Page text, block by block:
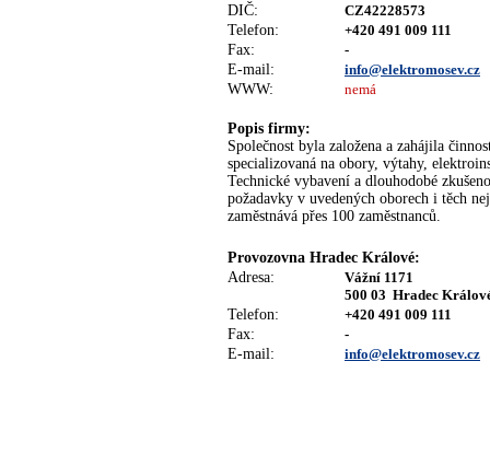
DIČ:
CZ42228573
Telefon:
+420 491 009 111
Fax:
-
E-mail:
info@elektromosev.cz
WWW:
nemá
Popis firmy:
Společnost byla založena a zahájila
specializovaná na obory, výtahy,
Technické vybavení a dlouhodobé
požadavky v uvedených oborech i těch
zaměstnává přes 100 zaměstnanců.
Provozovna Hradec Králové:
Adresa:
Vážní 1171
500 03 Hradec
Telefon:
+420 491 009 111
Fax:
-
E-mail:
info@elektromosev.cz